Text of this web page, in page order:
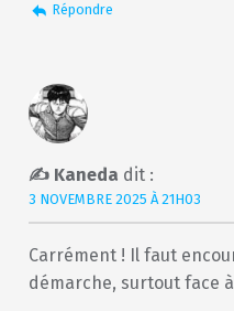
Répondre
Kaneda dit :
3 NOVEMBRE 2025 À 21H03
Carrément ! Il faut
démarche, surtout face